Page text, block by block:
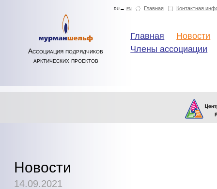
Ассоциация подрядчиков
арктических проектов
Контактная
Главная
ru→ en
Главная
Новости
Члены ассоциации
Новости
14.09.2021